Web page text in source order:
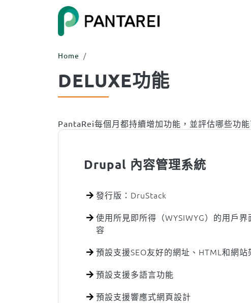
Skip to main content
Home
DELUXE功能
PantaRei每個月都持續增加功能，並評估哪些功
Drupal 內容管理系統
發行版：DruStack
使用所見即所得（WYSIWYG）的用戶界
容
預設支援SEO友好的網址、HTML和網站
預設支援多語言功能
預設支援響應式網頁設計